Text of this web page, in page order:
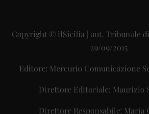
Copyright © ilSicilia | aut. Tribunale di
29/09/2015
Editore: Mercurio Comunicazione
Direttore Editoriale: Maurizio
Direttore Responsabile: Maria